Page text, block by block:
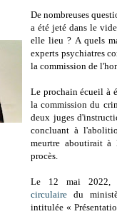
De nombreuses
a été jeté dans le
elle lieu ? A quels
experts psychiatres
la commission de
Le prochain écueil à
la commission du
deux juges
concluant à
meurtre aboutirait à
procès.
Le 12 mai 2022,
circulaire du
intitulée «